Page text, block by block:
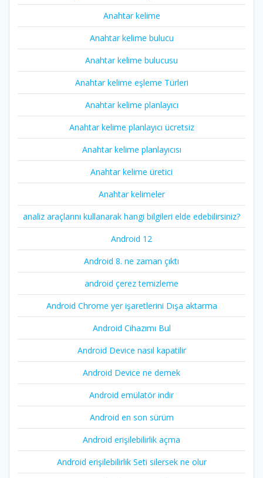
Anahtar kelime
Anahtar kelime bulucu
Anahtar kelime bulucusu
Anahtar kelime eşleme Türleri
Anahtar kelime planlayıcı
Anahtar kelime planlayıcı ücretsiz
Anahtar kelime planlayıcısı
Anahtar kelime üretici
Anahtar kelimeler
analiz araçlarını kullanarak hangi bilgileri elde edebilirsiniz?
Android 12
Android 8. ne zaman çıktı
android çerez temizleme
Android Chrome yer işaretlerini Dışa aktarma
Android Cihazımı Bul
Android Device nasıl kapatilir
Android Device ne demek
Android emülatör indir
Android en son sürüm
Android erişilebilirlik açma
Android erişilebilirlik Seti silersek ne olur